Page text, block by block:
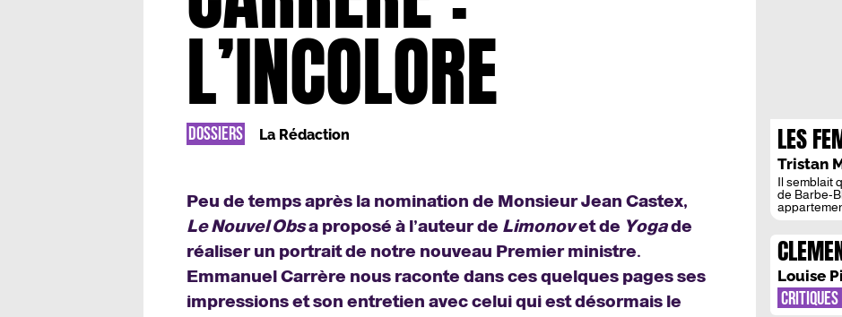
L’INCOLORE
DOSSIERS La Rédaction
Peu de temps après la nomination de Monsieur Jean Castex,
Le Nouvel Obsa proposé à l’auteur de Limonovet de Yogade
réaliser un portrait de notre nouveau Premier ministre.
Emmanuel Carrère nous raconte dans ces quelques pages ses
impressions et son entretien avec celui qui est désormais le
LES
Tristan
Il semblait
de Barbe-
remarqué
céramiques
BONNE
Louise
CRITIQUES